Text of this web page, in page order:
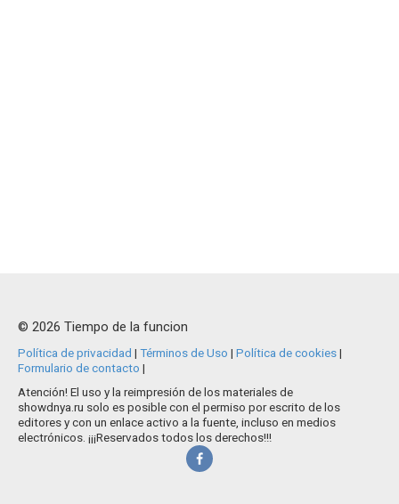
© 2026 Tiempo de la funcion
Política de privacidad | Términos de Uso | Política de cookies|
Formulario de contacto |
Atención! El uso y la reimpresión de los materiales de
showdnya.ru solo es posible con el permiso por escrito de los
editores y con un enlace activo a la fuente, incluso en medios
electrónicos. ¡¡¡Reservados todos los derechos!!!